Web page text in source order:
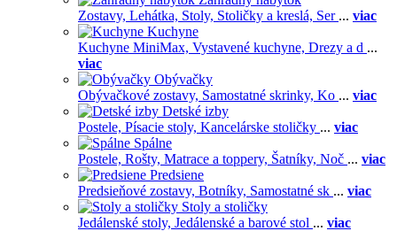
Zostavy, Lehátka, Stoly, Stoličky a kreslá, Ser ... viac
Kuchyne
Kuchyne MiniMax, Vystavené kuchyne, Drezy a d ...
viac
Obývačky
Obývačkové zostavy, Samostatné skrinky, Ko ... viac
Detské izby
Postele, Písacie stoly, Kancelárske stoličky ... viac
Spálne
Postele, Rošty, Matrace a toppery, Šatníky, Noč ... viac
Predsiene
Predsieňové zostavy, Botníky, Samostatné sk ... viac
Stoly a stoličky
Jedálenské stoly, Jedálenské a barové stol ... viac